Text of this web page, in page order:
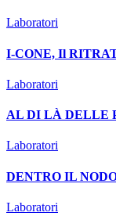
Laboratori
I-CONE, Il
Laboratori
AL DI LÀ DELLE
Laboratori
DENTRO IL
Laboratori